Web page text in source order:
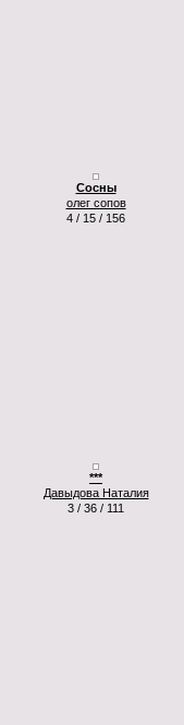
Сосны
олег сопов
4 / 15 / 156
***
Давыдова Наталия
3 / 36 / 111